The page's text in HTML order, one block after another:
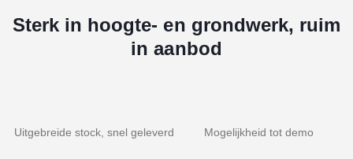
Sterk in hoogte- en grondwerk, ruim
in aanbod
Uitgebreide stock, snel geleverd Mogelijkheid tot demo